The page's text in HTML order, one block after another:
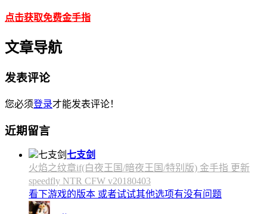
点击获取免费金手指
文章导航
发表评论
您必须登录才能发表评论！
近期留言
七支剑
火焰之纹章if(白夜王国/暗夜王国/特别版) 金手指 更新
speedfly NTR CFW v20180403
看下游戏的版本 或者试试其他选项有没有问题